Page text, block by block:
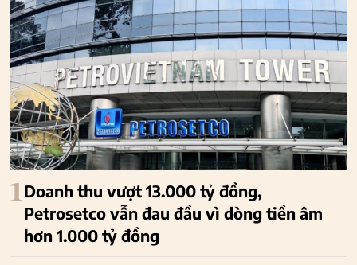
1Doanh thu vượt 13.000 tỷ đồng,
Petrosetco vẫn đau đầu vì dòng tiền âm
hơn 1.000 tỷ đồng